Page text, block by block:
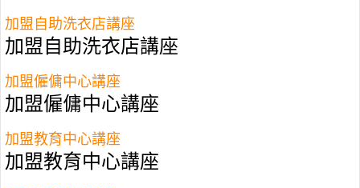
加盟自助洗衣店講座
加盟自助洗衣店講座
加盟僱傭中心講座
加盟僱傭中心講座
加盟教育中心講座
加盟教育中心講座